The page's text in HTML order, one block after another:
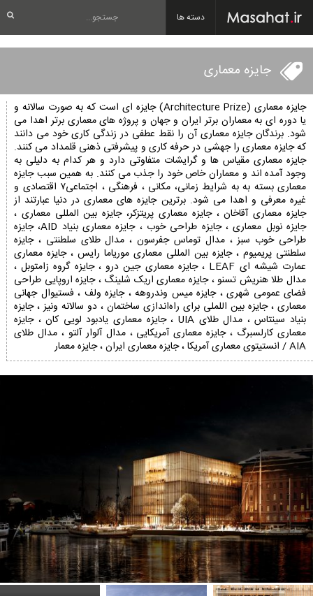
دسته ها
جایزه معماری
جایزه معماری (Architecture Prize) جایزه ای است که به صورت سالانه و
یا دوره ای به معماران برتر ایران و جهان و پروژه های معماری برتر اهدا می
شود. برندگان جایزه معماری آن را نقط عطفی در زندگی کاری خود می دانند
که جایزه معماری را جهشی در حرفه کاری و پیشرفتی ذهنی قلمداد می کنند.
جایزه معماری مقیاس ها و گرایشات متفاوتی دارد و هر کدام به دلیلی به
وجود آمده اند و معماران خاص خود را جذب می کنند. به همین سبب جایزه
معماری بسته به به شرایط زمانی، مکانی ، فرهنگی ، اجتماعی۷ اقتصادی و
غیره معرفی و اهدا می شود. برترین جایزه های معماری در دنیا عبارتند از
جایزه معماری آقاخان ، جایزه معماری پریتزکر، جایزه بین المللی معماری ،
جایزه نوبل معماری ، جایزه طراحی خوب ، جایزه معماری بنیاد AID، جایزه
طراحی خوب سبز ، مدال توماس جفرسون ، مدال طلای سلطنتی ، جایزه
سلطنتی پریمیوم ، جایزه بین المللی معماری موریاما رایس ، جایزه معماری
عمارت شیشه ای LEAF ، جایزه معماری جین درو ، جایزه گروه زامتوبل ،
مدال طلا هنریش تسنو ، جایزه معماری اریک شلینگ ، جایزه اروپایی طراحی
فضای عمومی شهری ، جایزه میس وندروهه ، جایزه ولف ، فستیوال جهانی
معماری ، جایزه‌ بین اللملی برای راه‌اندازی ساختمان ، دو سالانه ونیز ، جایزه
بنیاد سینتاس ، مدال طلای UIA ، جایزه معماری یادبود لویی کان ، جایزه
معماری کارلسبرگ ، جایزه معماری آمریکایی ، مدال آلوار آلتو ، مدال طلای
AIA / انستیتوی معماری آمریکا ، جایزه معماری ایران ، جایزه معمار